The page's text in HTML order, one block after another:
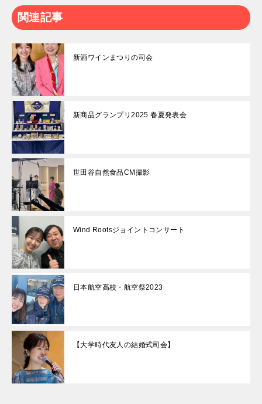
関連記事
新酒ワインまつりの司会
新商品グランプリ2025 春夏発表会
世田谷自然食品CM撮影
Wind Rootsジョイントコンサート
日本航空高校・航空祭2023
【大学時代友人の結婚式司会】